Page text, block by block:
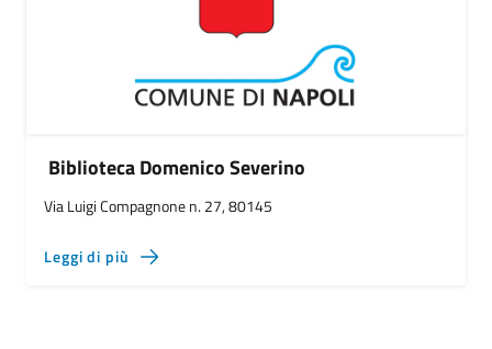
Biblioteca Domenico Severino
Via Luigi Compagnone n. 27, 80145
Leggi di più